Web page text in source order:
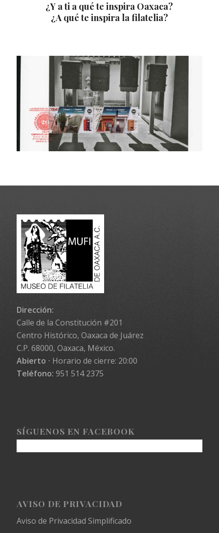
¿Y a ti a qué te inspira Oaxaca?
¿A qué te inspira la filatelia?
Dirección:
Calle de la Constitución #201
Centro Histórico, Oaxaca de Juárez
C.P. 68000, Oaxaca, México.
Abierto ⋅ Horario de cierre: 20:00
Teléfono: 951 514 2375
SÍGUENOS EN FACEBOOK
AVISO DE PRIVACIDAD
Aviso de Privacidad Simplificado